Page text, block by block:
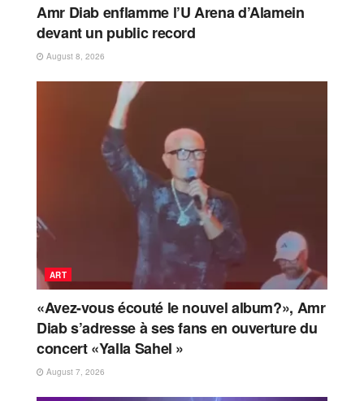
Amr Diab enflamme l’U Arena d’Alamein
devant un public record
August 8, 2026
ART
«Avez-vous écouté le nouvel album?», Amr
Diab s’adresse à ses fans en ouverture du
concert «Yalla Sahel »
August 7, 2026